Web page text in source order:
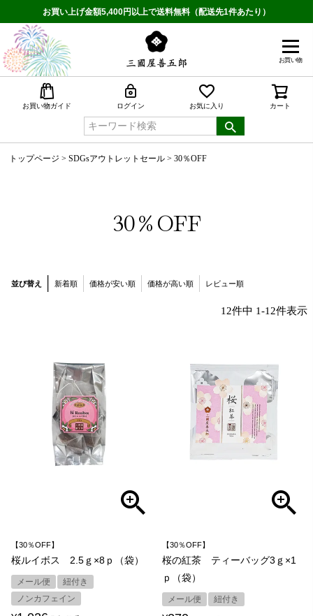
お買い上げ金額5,400円以上で送料無料（配送先1件あたり）
お買い物
お買い物ガイド ログイン お気に入り カート
トップページ SDGsアウトレットセール 30％OFF
30％OFF
並び替え 新着順 価格が安い順 価格が高い順 レビュー順
12件中 1-12件表示
【30％OFF】
桜ルイボス 2.5ｇ×8ｐ（袋）
メール便
紐付き
ノンカフェイン
【30％OFF】
桜の紅茶 ティーバッグ3ｇ×1
ｐ（袋）
メール便 紐付き